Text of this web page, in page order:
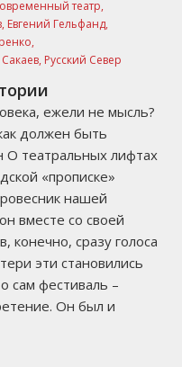
театр,
Евгений Гельфанд,
Русский Север
ежели не мысль?
должен быть
О театральных лифтах
«прописке»
нашей
вместе со своей
конечно, сразу голоса
эти становились
сам фестиваль –
Он был и